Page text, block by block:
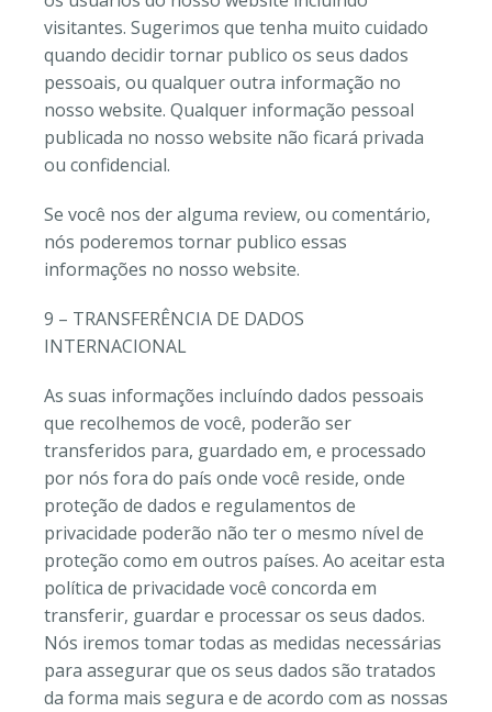
visitantes. Sugerimos que tenha muito cuidado
quando decidir tornar publico os seus dados
pessoais, ou qualquer outra informação no
nosso website. Qualquer informação pessoal
publicada no nosso website não ficará privada
ou confidencial.
Se você nos der alguma review, ou comentário,
nós poderemos tornar publico essas
informações no nosso website.
9 – TRANSFERÊNCIA DE DADOS
INTERNACIONAL
As suas informações incluíndo dados pessoais
que recolhemos de você, poderão ser
transferidos para, guardado em, e processado
por nós fora do país onde você reside, onde
proteção de dados e regulamentos de
privacidade poderão não ter o mesmo nível de
proteção como em outros países. Ao aceitar esta
política de privacidade você concorda em
transferir, guardar e processar os seus dados.
Nós iremos tomar todas as medidas necessárias
para assegurar que os seus dados são tratados
da forma mais segura e de acordo com as nossas